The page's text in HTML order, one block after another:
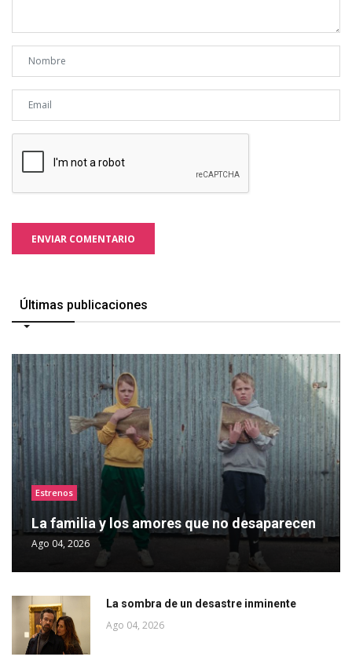
ENVIAR COMENTARIO
Últimas publicaciones
Estrenos
La familia y los amores que no desaparecen
Ago 04, 2026
La sombra de un desastre inminente
Ago 04, 2026